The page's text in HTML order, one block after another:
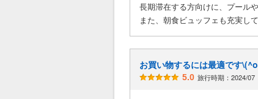
長期滞在する方向けに、プール
また、朝食ビュッフェも充実して
お買い物するには最適です
5.0 旅行時期：2024/07